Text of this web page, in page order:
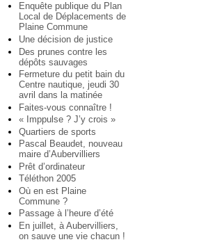
Enquête publique du Plan
Local de Déplacements de
Plaine Commune
Une décision de justice
Des prunes contre les
dépôts sauvages
Fermeture du petit bain du
Centre nautique, jeudi 30
avril dans la matinée
Faites-vous connaître !
« Imppulse ? J’y crois »
Quartiers de sports
Pascal Beaudet, nouveau
maire d’Aubervilliers
Prêt d’ordinateur
Téléthon 2005
Où en est Plaine
Commune ?
Passage à l’heure d’été
En juillet, à Aubervilliers,
on sauve une vie chacun !